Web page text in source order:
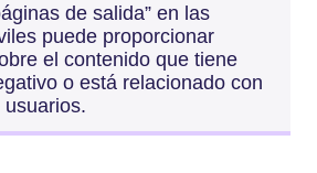
de salida” en las
puede proporcionar
el contenido que tiene
o está relacionado con